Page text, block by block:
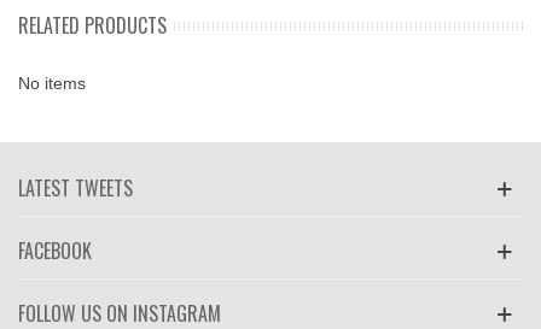
RELATED PRODUCTS
No items
LATEST TWEETS
FACEBOOK
FOLLOW US ON INSTAGRAM